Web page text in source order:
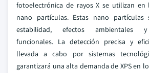
fotoelectrónica de rayos X se utilizan en
nano partículas. Estas nano
estabilidad, efectos ambientales y
funcionales. La detección precisa y
llevada a cabo por sistemas
garantizará una alta demanda de XPS en